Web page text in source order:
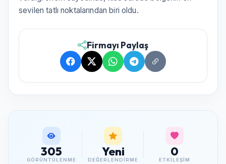
sevilen tatlı noktalarından biri oldu.
Firmayı Paylaş
305
GÖRÜNTÜLENME
Yeni
DEĞERLENDIRME
0
ETKILEŞIM